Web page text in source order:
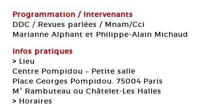
Programmation / Intervenants
DDC / Revues parlées / Mnam/Cci
Marianne Alphant et Philippe-Alain Michaud
Infos pratiques
> Lieu
Centre Pompidou – Petite salle
Place Georges Pompidou. 75004 Paris
M° Rambuteau ou Châtelet-Les Halles
> Horaires